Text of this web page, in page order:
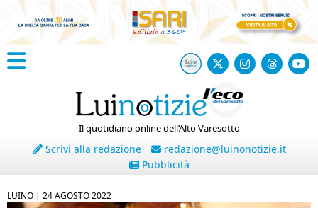
Il quotidiano online dell’Alto Varesotto
Scrivi alla redazione
redazione@luinonotizie.it
Pubblicità
LUINO | 24 AGOSTO 2022